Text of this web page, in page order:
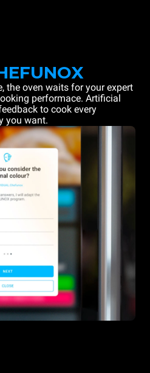
the oven waits for your expert
performace. Artificial
to cook every
you want.